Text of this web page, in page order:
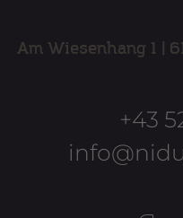
Am Wiesenhang 1
+43